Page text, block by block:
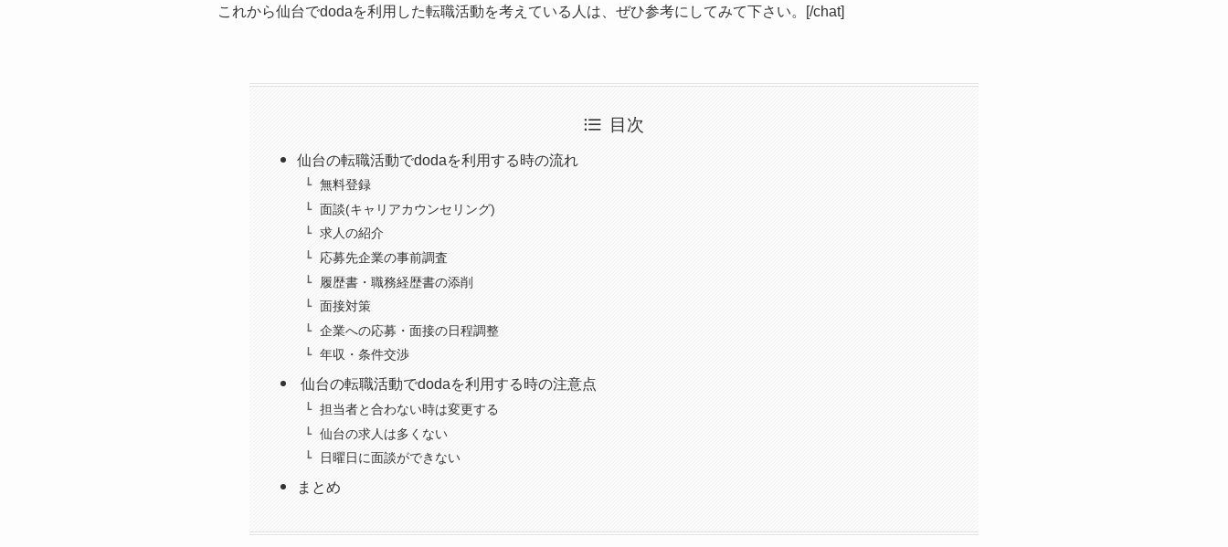
これから仙台でdodaを利用した転職活動を考えている人は、ぜひ参考にしてみて下さい。[/chat]
目次
仙台の転職活動でdodaを利用する時の流れ
無料登録
面談(キャリアカウンセリング)
求人の紹介
応募先企業の事前調査
履歴書・職務経歴書の添削
面接対策
企業への応募・面接の日程調整
年収・条件交渉
仙台の転職活動でdodaを利用する時の注意点
担当者と合わない時は変更する
仙台の求人は多くない
日曜日に面談ができない
まとめ